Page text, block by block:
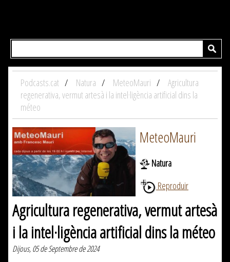
Podcasts.cat Natura MeteoMauri
Agricultura
regenerativa, vermut artesà i la intel·ligència artificial dins la
méteo
MeteoMauri
Natura
Reproduir
Agricultura regenerativa, vermut artesà
i la intel·ligència artificial dins la méteo
Dijous, 05 de Septembre de 2024